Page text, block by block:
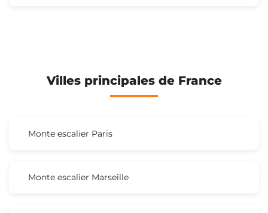
Villes principales de France
Monte escalier Paris
Monte escalier Marseille